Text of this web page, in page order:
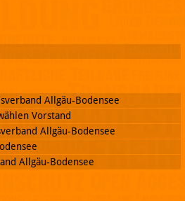
Allgäu-Bodensee
Vorstand
Allgäu-Bodensee
Allgäu-Bodensee